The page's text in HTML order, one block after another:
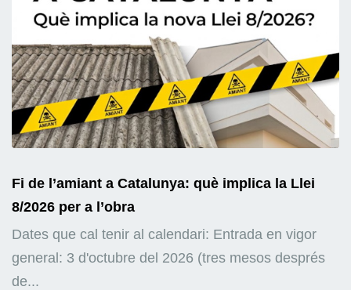
Fi de l’amiant a Catalunya: què implica la Llei
8/2026 per a l’obra
Dates que cal tenir al calendari: Entrada en vigor
general: 3 d'octubre del 2026 (tres mesos després
de...